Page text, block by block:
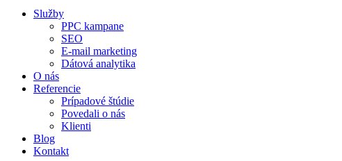
Služby
PPC kampane
SEO
E-mail marketing
Dátová analytika
O nás
Referencie
Prípadové štúdie
Povedali o nás
Klienti
Blog
Kontakt